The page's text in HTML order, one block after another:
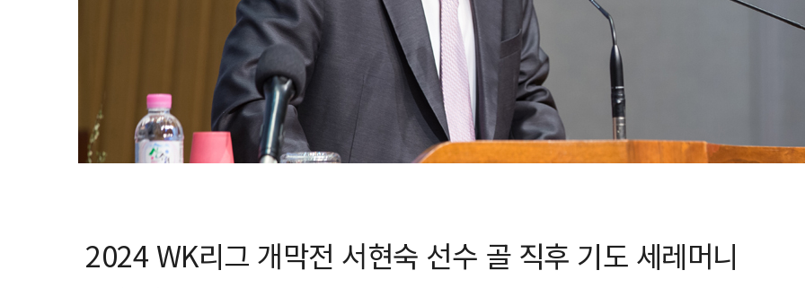
2024 WK리그 개막전 서현숙 선수 골 직후 기도 세레머니